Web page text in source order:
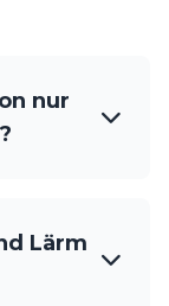
nur
Lärm